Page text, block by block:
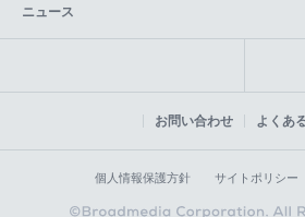
ニュース
お問い合わせ よくあ
個人情報保護方針 サイトポリシー